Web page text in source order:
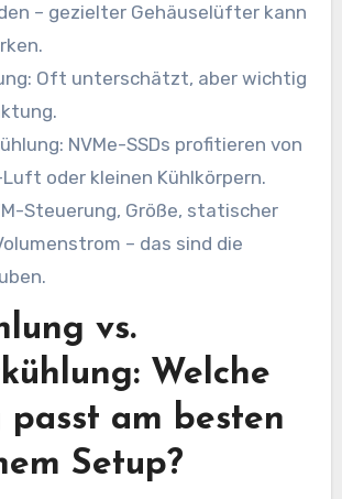
– gezielter Gehäuselüfter kann
Oft unterschätzt, aber wichtig
NVMe-SSDs profitieren von
oder kleinen Kühlkörpern.
Steuerung, Größe, statischer
– das sind die
vs.
Welche
passt am besten
Setup?